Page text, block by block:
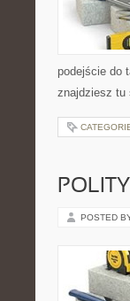
podejście do
znajdziesz tu
POSTED